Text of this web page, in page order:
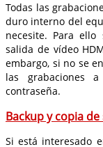
Todas las
duro interno del
necesite. Para
salida de vídeo
embargo, si no se
las grabaciones
contraseña.
Backup y copia
Si está interesado